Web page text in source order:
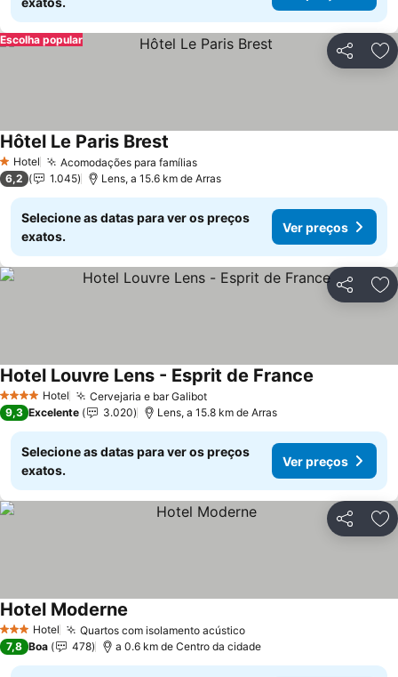
Partilhar
Escolha popular
1 Estrelas
Hotel Acomodações para famílias
Hôtel Le Paris Brest
6,2 1.045 Lens, a 15.6 km de Arras
Selecione as datas para ver os preços
exatos.
Ver preços
Partilhar
4 EstrelasHotel Cervejaria e bar Galibot
Hotel Louvre Lens - Esprit de France
9,3 Excelente 3.020 Lens, a 15.8 km de Arras
Selecione as datas para ver os preços
exatos.
Ver preços
Partilhar
3 EstrelasHotel Quartos com isolamento acústico
Hotel Moderne
7,8 Boa 478 a 0.6 km de Centro da cidade